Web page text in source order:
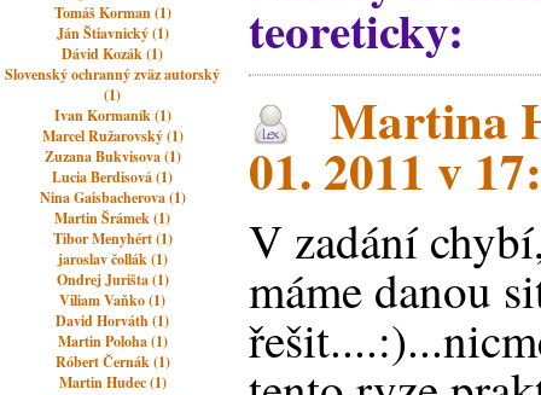
Tomáš Korman (1)
Ján Štiavnický (1)
Dávid Kozák (1)
Slovenský ochranný zväz autorský
(1)
Ivan Kormaník (1)
Marcel Ružarovský (1)
Zuzana Bukvisova (1)
Lucia Berdisová (1)
Nina Gaisbacherova (1)
Martin Šrámek (1)
Tibor Menyhért (1)
jaroslav čollák (1)
Ondrej Jurišta (1)
Viliam Vaňko (1)
David Horváth (1)
Martin Poloha (1)
Róbert Černák (1)
Martin Hudec (1)
teoreticky:
Martina
01. 2011 v
V zadání
máme danou